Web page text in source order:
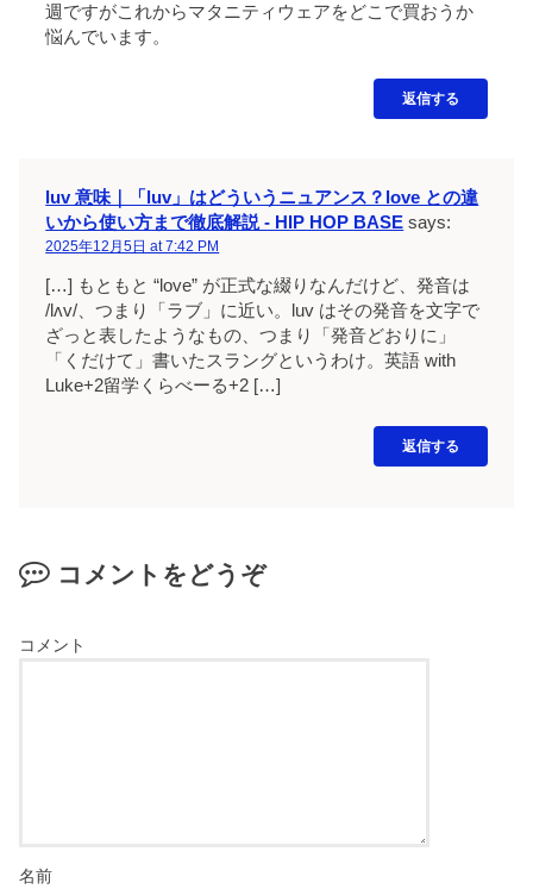
週ですがこれからマタニティウェアをどこで買おうか
悩んでいます。
返信する
luv 意味｜「luv」はどういうニュアンス？love との違
いから使い方まで徹底解説 - HIP HOP BASE says:
2025年12月5日 at 7:42 PM
[…] もともと “love” が正式な綴りなんだけど、発音は
/lʌv/、つまり「ラブ」に近い。luv はその発音を文字で
ざっと表したようなもの、つまり「発音どおりに」
「くだけて」書いたスラングというわけ。英語 with
Luke+2留学くらべーる+2 […]
返信する
コメントをどうぞ
コメント
名前